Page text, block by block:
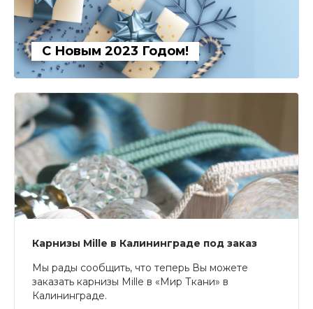
С Новым 2023 Годом!
Карнизы Mille в Калининграде под заказ
Мы рады сообщить, что теперь Вы можете
заказать карнизы Mille в «Мир Ткани» в
Калининграде.